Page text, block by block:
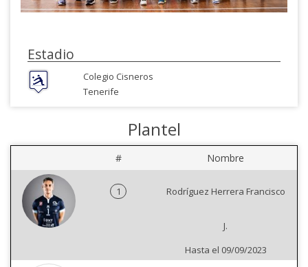
Estadio
Colegio Cisneros
Tenerife
Plantel
# Nombre
1 Rodríguez Herrera Francisco
J.
Hasta el 09/09/2023